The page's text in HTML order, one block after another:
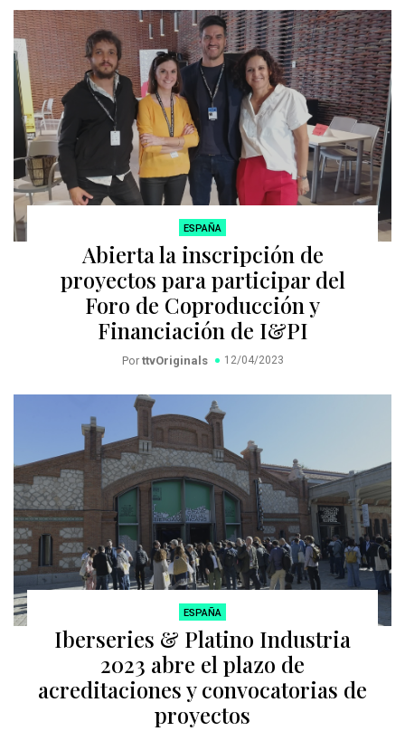
ESPAÑA
Abierta la inscripción de
proyectos para participar del
Foro de Coproducción y
Financiación de I&PI
Por ttvOriginals 12/04/2023
ESPAÑA
Iberseries & Platino Industria
2023 abre el plazo de
acreditaciones y convocatorias de
proyectos